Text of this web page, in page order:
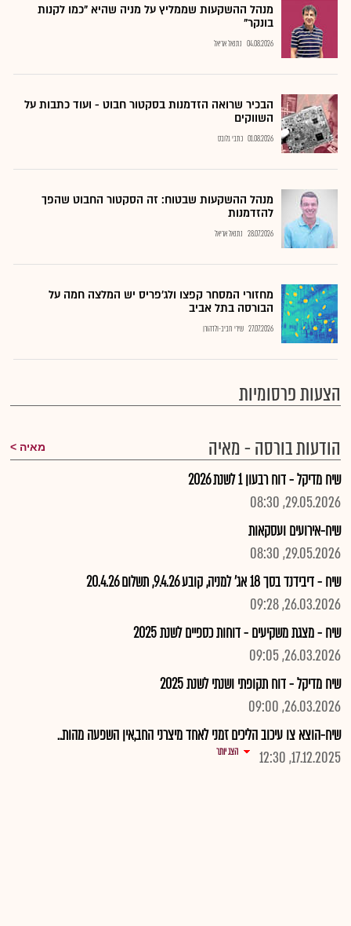
מנהל ההשקעות שממליץ על מניה שהיא "כמו לקנות
בונקר"
04.08.2026 נתנאל אריאל
הבכיר שרואה הזדמנות בסקטור חבוט - ועוד כתבות על
השווקים
01.08.2026 כתבי גלובס
מנהל ההשקעות שבטוח: זה הסקטור החבוט שהפך
להזדמנות
28.07.2026 נתנאל אריאל
מחזורי המסחר קפצו ולג'פריס יש המלצה חמה על
הבורסה בתל אביב
27.07.2026 שירי חביב-ולדהורן
הצעות פרסומיות
הודעות בורסה - מאיה
מאיה
שיח מדיקל - דוח רבעון 1 לשנת 2026
29.05.2026, 08:30
שיח-אירועים ועסקאות
29.05.2026, 08:30
שיח - דיבידנד בסך 18 אג' למניה, קובע 9.4.26, תשלום 20.4.26
26.03.2026, 09:28
שיח - מצגת משקיעים - דוחות כספיים לשנת 2025
26.03.2026, 09:05
שיח מדיקל - דוח תקופתי ושנתי לשנת 2025
26.03.2026, 09:00
שיח-הוצא צו עיכוב הליכים זמני לאחד מיצרני החב,אין השפעה מהות..
17.12.2025, 12:30
הצג יותר